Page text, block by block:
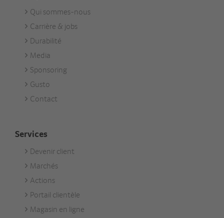
Footer
Unternehmen
Qui sommes-nous
Carrière & jobs
Durabilité
Media
Sponsoring
Gusto
Contact
Services
Footer
Services
Devenir client
Marchés
Actions
Portail clientèle
Magasin en ligne